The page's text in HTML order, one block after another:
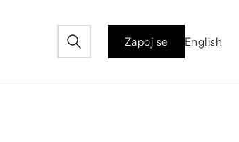
Zapoj se English